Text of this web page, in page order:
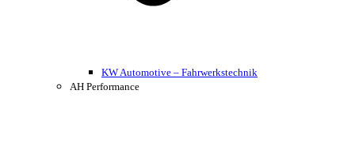
KW Automotive – Fahrwerkstechnik
AH Performance